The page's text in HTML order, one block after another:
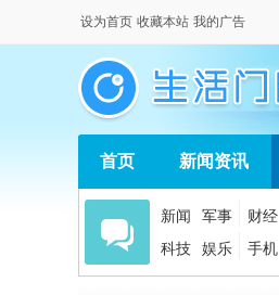
设为首页 收藏本站 我的广告
首页 新闻资讯
新闻 军事 财经
科技
娱乐 手机